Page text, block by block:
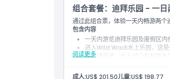
组合套餐：迪拜乐园 - 一
通过此组合票，体验一天内畅游两
阅读更多
包含内容
一天内游览迪拜乐园及度假区内
进入Wild Wadi水上乐园，这是
享受波浪池、水上过山车和戏水
成人:US$ 201.50儿童:US$ 198.77